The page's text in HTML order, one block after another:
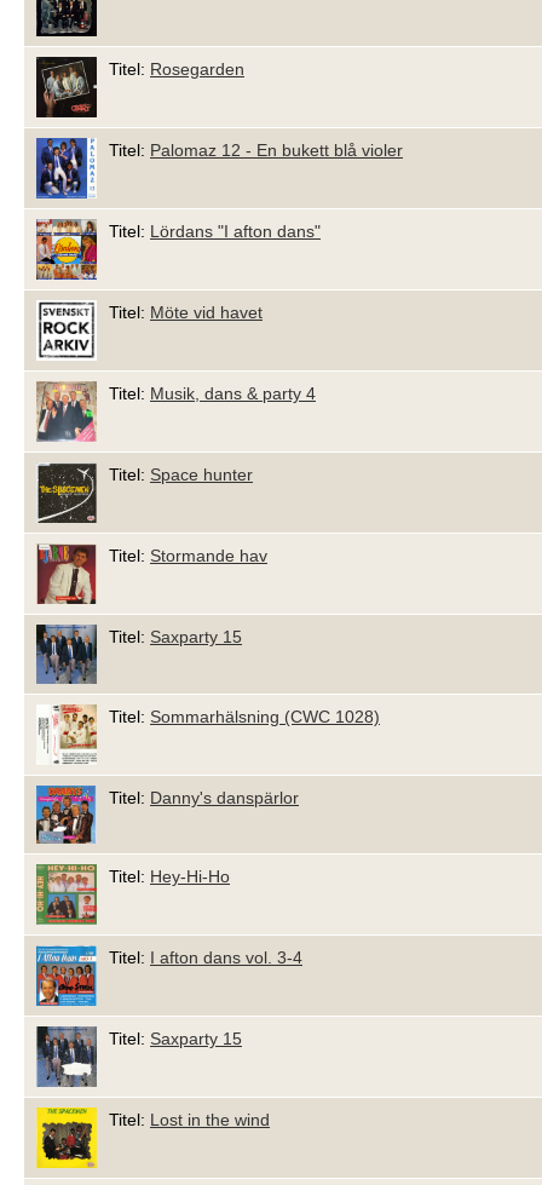
Titel: Rosegarden
Titel: Palomaz 12 - En bukett blå violer
Titel: Lördans "I afton dans"
Titel: Möte vid havet
Titel: Musik, dans & party 4
Titel: Space hunter
Titel: Stormande hav
Titel: Saxparty 15
Titel: Sommarhälsning (CWC 1028)
Titel: Danny's danspärlor
Titel: Hey-Hi-Ho
Titel: I afton dans vol. 3-4
Titel: Saxparty 15
Titel: Lost in the wind